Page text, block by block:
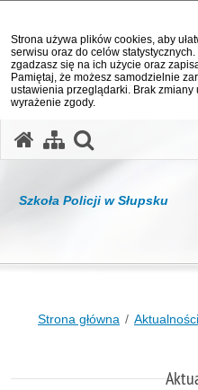
Strona używa plików cookies, aby
serwisu oraz do celów
zgadzasz się na ich użycie oraz
Pamiętaj, że możesz samodzielnie
ustawienia przeglądarki. Brak
wyrażenie zgody.
Szkoła Policji w Słupsku
Strona główna Aktualności